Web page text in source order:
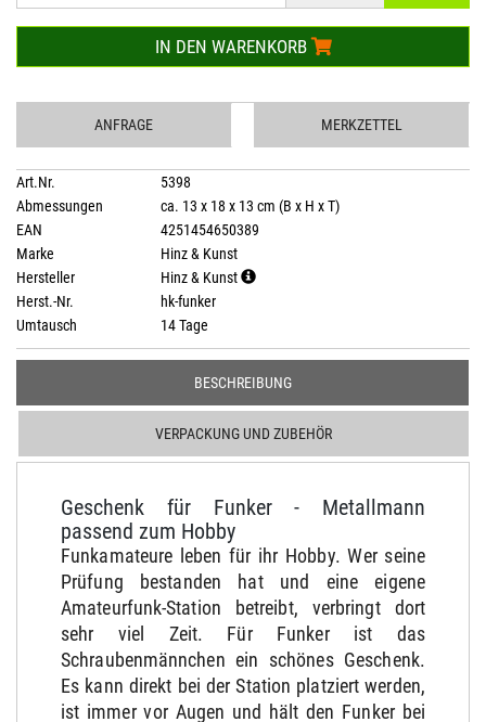
IN DEN WARENKORB
ANFRAGE MERKZETTEL
Art.Nr.
5398
Abmessungen
ca. 13 x 18 x 13 cm (B x H x T)
EAN
4251454650389
Marke
Hinz & Kunst
Hersteller
Hinz & Kunst
Herst.-Nr.
hk-funker
Umtausch
14 Tage
BESCHREIBUNG
VERPACKUNG UND ZUBEHÖR
Geschenk für Funker - Metallmann
passend zum Hobby
Funkamateure leben für ihr Hobby. Wer seine
Prüfung bestanden hat und eine eigene
Amateurfunk-Station betreibt, verbringt dort
sehr viel Zeit. Für Funker ist das
Schraubenmännchen ein schönes Geschenk.
Es kann direkt bei der Station platziert werden,
ist immer vor Augen und hält den Funker bei